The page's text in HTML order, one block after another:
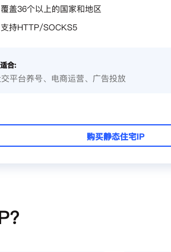
覆盖36个以上的国家和地区
支持HTTP/SOCKS5
合:
平台养号、电商运营、广告投放
购买静态住宅IP